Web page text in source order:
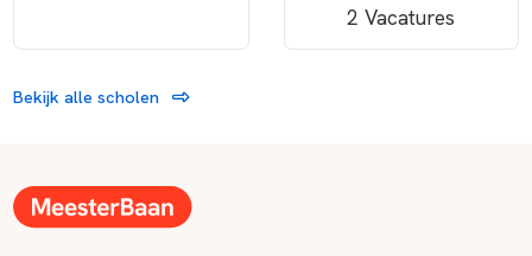
2 Vacatures
Bekijk alle scholen